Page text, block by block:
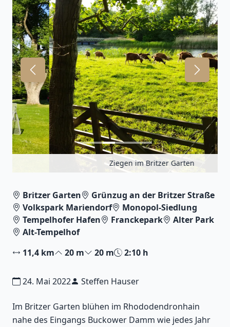
Ziegen im Britzer Garten
Britzer Garten
Grünzug an der Britzer Straße
Volkspark Mariendorf
Monopol-Siedlung
Tempelhofer Hafen
Franckepark
Alter Park
Alt-Tempelhof
11,4 km
20 m 20 m 2:10 h
24. Mai 2022 Steffen Hauser
Im Britzer Garten blühen im Rhododendronhain
nahe des Eingangs Buckower Damm wie jedes Jahr